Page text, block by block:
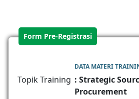
Form Pre-Registrasi
DATA MATERI
Topik Training : Strategic
Procurement